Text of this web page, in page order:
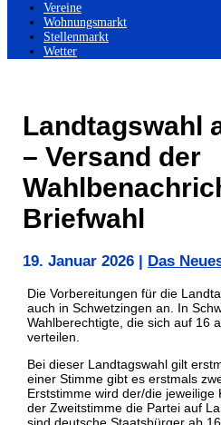
Vereine
Wohnungsmarkt
Stellenmarkt
Wetter
Landtagswahl
– Versand der
Briefwahl
19. Januar 2026 Das
Die Vorbereitungen für die
auch in Schwetzingen an. In
Wahlberechtigte, die sich auf 16
verteilen.
Bei dieser Landtagswahl gilt
einer Stimme gibt es erstmals
Erststimme wird der/die jeweilige
der Zweitstimme die Partei auf